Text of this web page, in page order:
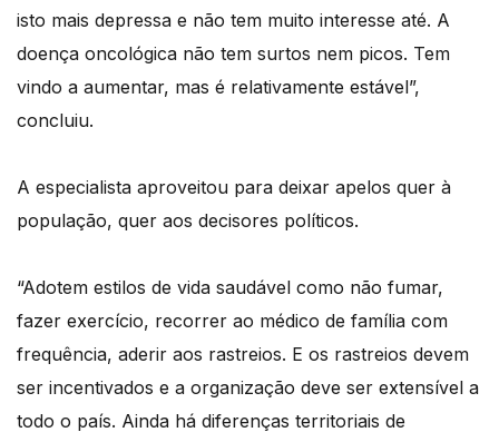
isto mais depressa e não tem muito interesse até. A
doença oncológica não tem surtos nem picos. Tem
vindo a aumentar, mas é relativamente estável”,
concluiu.
A especialista aproveitou para deixar apelos quer à
população, quer aos decisores políticos.
“Adotem estilos de vida saudável como não fumar,
fazer exercício, recorrer ao médico de família com
frequência, aderir aos rastreios. E os rastreios devem
ser incentivados e a organização deve ser extensível a
todo o país. Ainda há diferenças territoriais de